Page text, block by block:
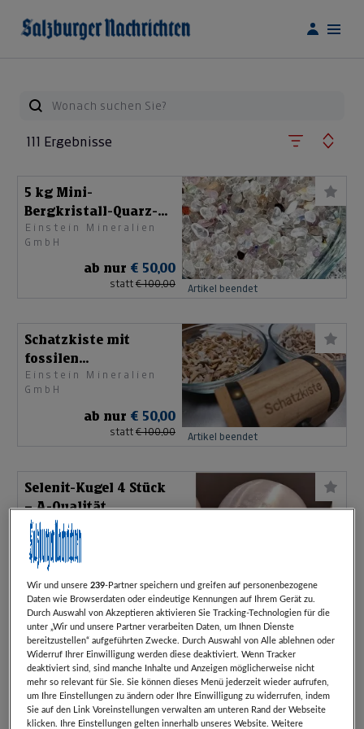
111 Ergebnisse
5 kg Mini-
Bergkristall-Quarz-
Trommelsteine Mix
Einstein Mineralien
GmbH
ab nur € 50,00
statt € 100,00 Artikel beendet
Schatzkiste mit
fossilen
Haifischzähnen
Einstein Mineralien
GmbH
ab nur € 50,00
statt € 100,00 Artikel beendet
Selenit-Kugel 4 Stück
– A-Qualität
Einstein Mineralien
GmbH
€ 100,00 Artikel beendet
Fliesengutschein im
Wert von EUR 100,00
Ofen Ragginger GmbH
ab nur€ 50,00
statt€ 100,00
Wir und unsere239-Partner speichern und greifen auf personenbezogene
Daten wie Browserdaten oder eindeutige Kennungen auf Ihrem Gerät zu.
Durch Auswahl von Akzeptieren aktivieren Sie Tracking-Technologien für die
unter „Wir und unsere Partner verarbeiten Daten, um Ihnen Dienste
bereitzustellen“ aufgeführten Zwecke. Durch Auswahl von Alle ablehnen oder
Widerruf Ihrer Einwilligung werden diese deaktiviert. Wenn Tracker
deaktiviert sind, sind manche Inhalte und Anzeigen möglicherweise nicht
mehr so relevant für Sie. Sie können dieses Menü jederzeit wieder aufrufen,
um Ihre Einstellungen zu ändern oder Ihre Einwilligung zu widerrufen, indem
Sie auf den Link Voreinstellungen verwalten am unteren Rand der Webseite
klicken. Ihre Einstellungen gelten innerhalb unseres Website. Weitere